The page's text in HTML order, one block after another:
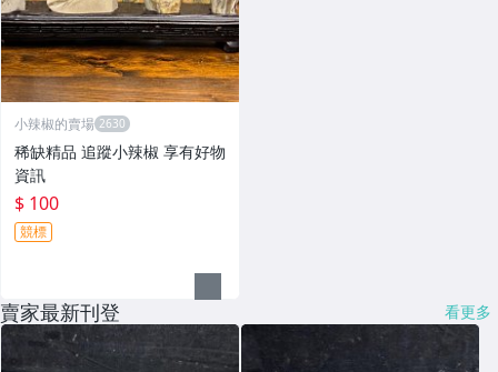
小辣椒的賣場
稀缺精品 追蹤小辣椒 享有好物
資訊
$ 100
競標
賣家最新刊登 看更多